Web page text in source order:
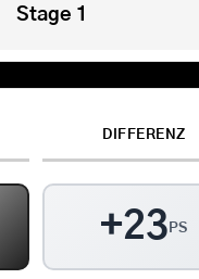
Kontakt
Stage 1
DIFFERENZ
+23 PS